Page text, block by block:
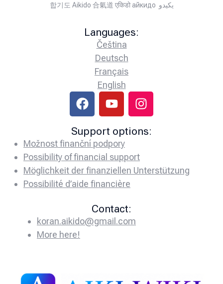
합기도 Aikido 合氣道 एकिडो айкидо يكيدو
Languages:
Čeština
Deutsch
Français
English
Support options:
Možnost finanční podpory
Possibility of financial support
Möglichkeit der finanziellen Unterstützung
Possibilité d’aide financière
Contact:
koran.aikido@gmail.com
More here!